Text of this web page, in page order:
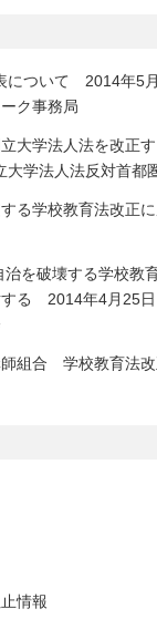
について 2014年5
ク事務局
大学法人法を改正
学法人法反対首都
る学校教育法改正
治を破壊する学校教
する 2014年4月25
師組合 学校教育法
情報